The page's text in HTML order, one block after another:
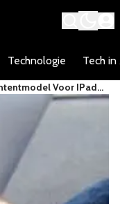
Technologie Tech in
Voor IPad
Smaak